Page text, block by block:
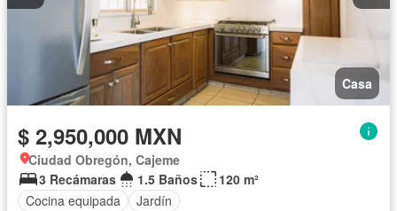
Casa
$ 2,950,000 MXN
Ciudad Obregón, Cajeme
3 Recámaras
1.5 Baños
120 m²
Cocina equipada
Jardín